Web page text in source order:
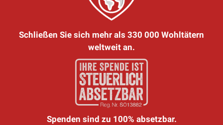
Schließen Sie sich mehr als 330 000 Wohltätern
weltweit an.
Spenden sind zu 100% absetzbar.